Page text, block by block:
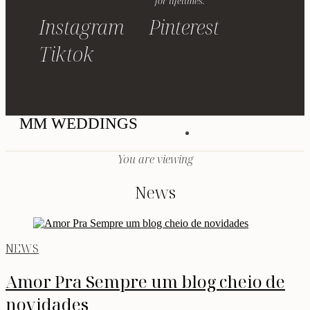
Instagram
Pinterest
Tiktok
MM WEDDINGS
You are viewing
News
NEWS
Amor Pra Sempre um blog cheio de
novidades